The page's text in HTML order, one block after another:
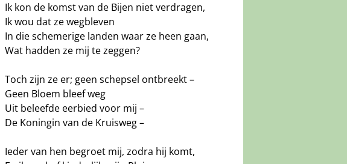
Ik kon de komst van de Bijen niet verdragen,
Ik wou dat ze wegbleven
In die schemerige landen waar ze heen gaan,
Wat hadden ze mij te zeggen?
Toch zijn ze er; geen schepsel ontbreekt –
Geen Bloem bleef weg
Uit beleefde eerbied voor mij –
De Koningin van de Kruisweg –
Ieder van hen begroet mij, zodra hij komt,